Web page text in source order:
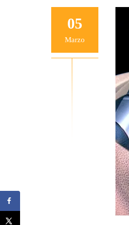
05
Marzo